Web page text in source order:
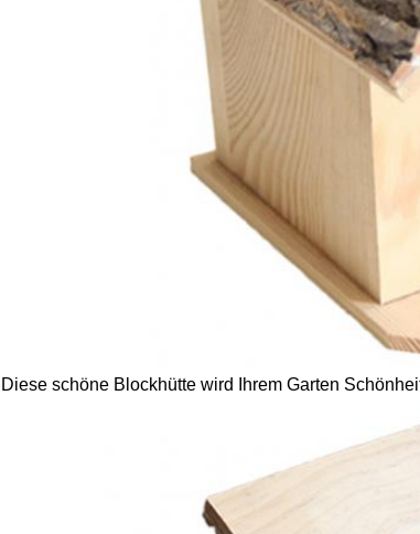
Diese schöne Blockhütte wird Ihrem Garten